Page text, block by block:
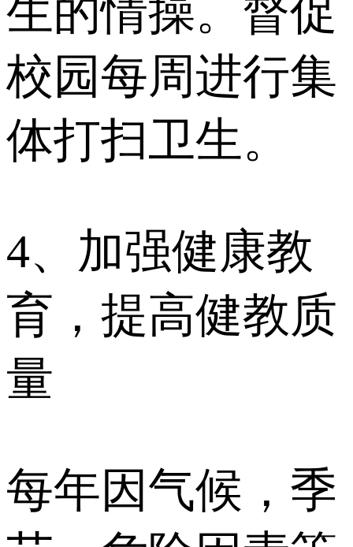
生的情操。督促
校园每周进行集
体打扫卫生。
4、加强健康教
育，提高健教质
量
每年因气候，季